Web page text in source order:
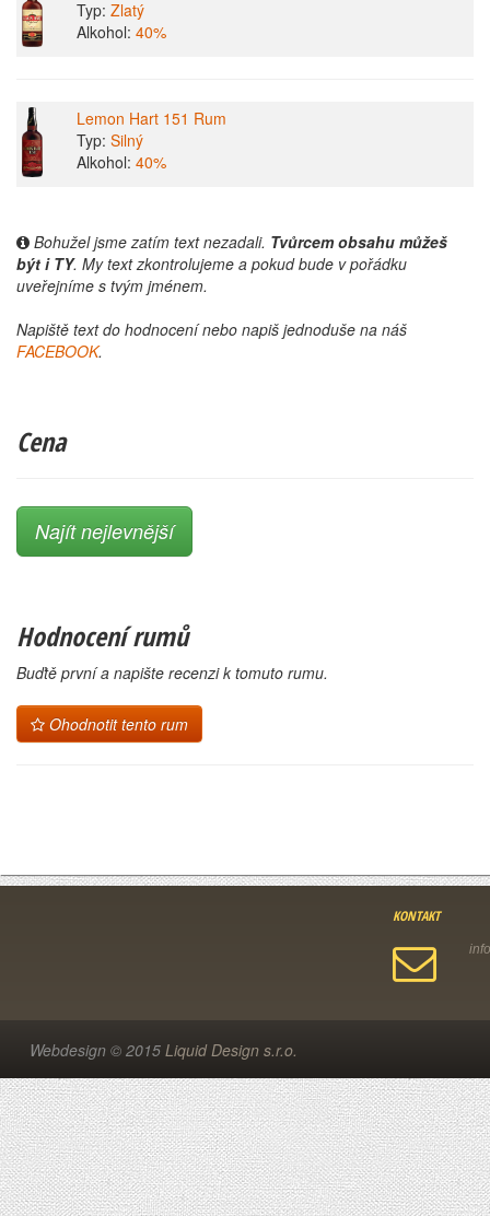
Typ: Zlatý
Alkohol: 40%
Lemon Hart 151 Rum
Typ: Silný
Alkohol: 40%
Bohužel jsme zatím text nezadali. Tvůrcem obsahu můžeš
být i TY. My text zkontrolujeme a pokud bude v pořádku
uveřejníme s tvým jménem.
Napiště text do hodnocení nebo napiš jednoduše na náš
FACEBOOK.
Cena
Najít nejlevnější
Hodnocení rumů
Buďtě první a napište recenzi k tomuto rumu.
Ohodnotit tento rum
KONTAKT
Webdesign © 2015 Liquid Design s.r.o.